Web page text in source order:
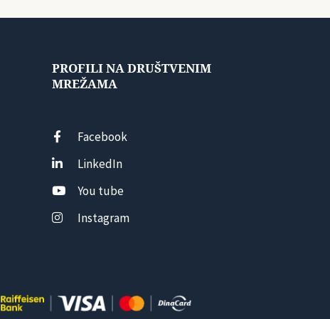
PROFILI NA DRUŠTVENIM
MREŽAMA
Facebook
LinkedIn
You tube
Instagram